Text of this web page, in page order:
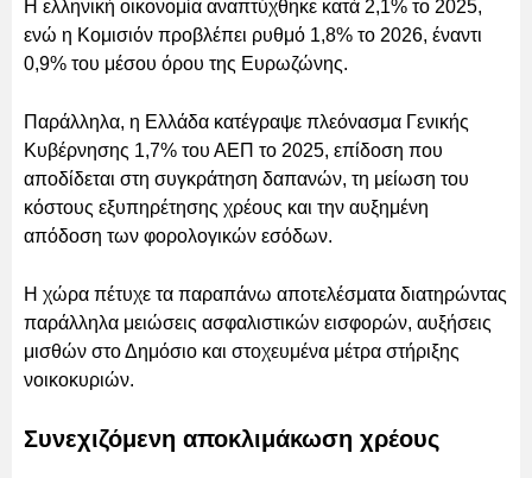
Η ελληνική οικονομία αναπτύχθηκε κατά 2,1% το 2025,
ενώ η Κομισιόν προβλέπει ρυθμό 1,8% το 2026, έναντι
0,9% του μέσου όρου της Ευρωζώνης.
Παράλληλα, η Ελλάδα κατέγραψε πλεόνασμα Γενικής
Κυβέρνησης 1,7% του ΑΕΠ το 2025, επίδοση που
αποδίδεται στη συγκράτηση δαπανών, τη μείωση του
κόστους εξυπηρέτησης χρέους και την αυξημένη
απόδοση των φορολογικών εσόδων.
Η χώρα πέτυχε τα παραπάνω αποτελέσματα διατηρώντας
παράλληλα μειώσεις ασφαλιστικών εισφορών, αυξήσεις
μισθών στο Δημόσιο και στοχευμένα μέτρα στήριξης
νοικοκυριών.
Συνεχιζόμενη αποκλιμάκωση χρέους